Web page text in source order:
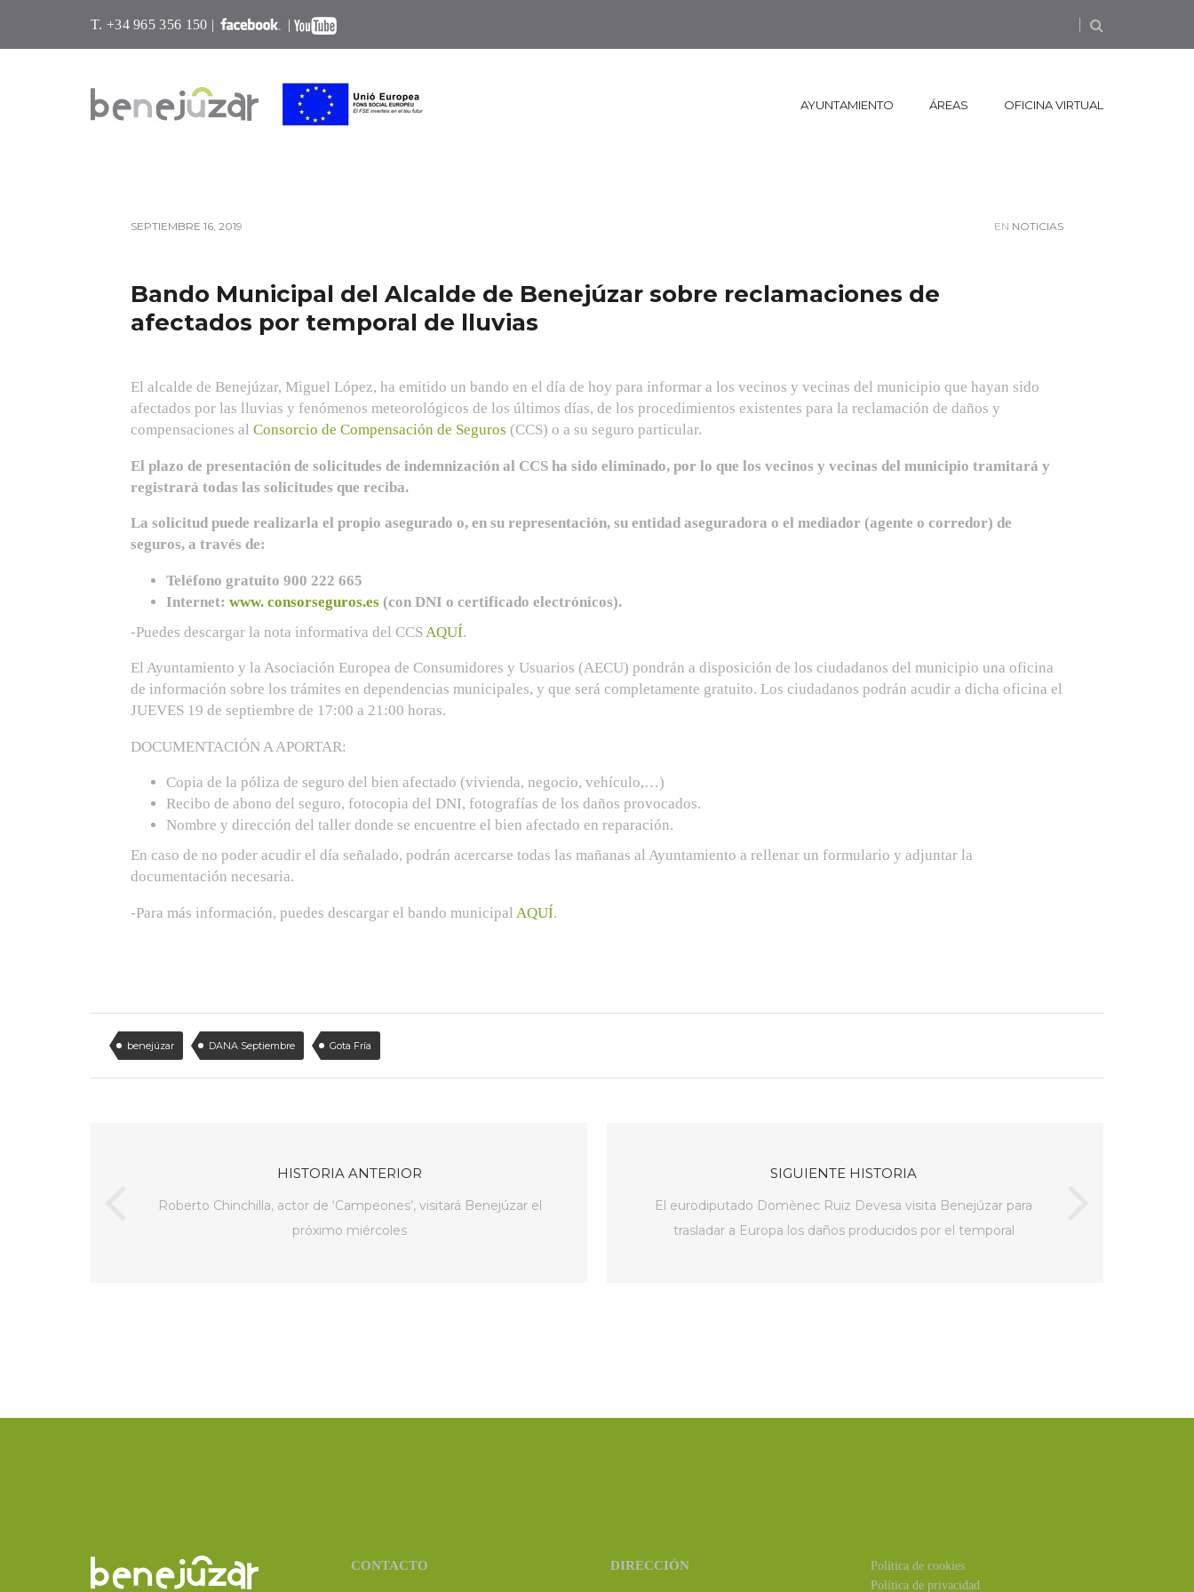
T. +34 965 356 150 | |
AYUNTAMIENTO ÁREAS OFICINA VIRTUAL
SEPTIEMBRE 16, 2019 EN NOTICIAS
Bando Municipal del Alcalde de Benejúzar sobre reclamaciones de
afectados por temporal de lluvias
El alcalde de Benejúzar, Miguel López, ha emitido un bando en el día de hoy para informar a los vecinos y vecinas del municipio que hayan sido
afectados por las lluvias y fenómenos meteorológicos de los últimos días, de los procedimientos existentes para la reclamación de daños y
compensaciones al Consorcio de Compensación de Seguros (CCS) o a su seguro particular.
El plazo de presentación de solicitudes de indemnización al CCS ha sido eliminado, por lo que los vecinos y vecinas del municipio tramitará y
registrará todas las solicitudes que reciba.
La solicitud puede realizarla el propio asegurado o, en su representación, su entidad aseguradora o el mediador (agente o corredor) de
seguros, a través de:
Teléfono gratuito 900 222 665
Internet: www. consorseguros.es (con DNI o certificado electrónicos).
-Puedes descargar la nota informativa del CCS AQUÍ.
El Ayuntamiento y la Asociación Europea de Consumidores y Usuarios (AECU) pondrán a disposición de los ciudadanos del municipio una oficina
de información sobre los trámites en dependencias municipales, y que será completamente gratuito. Los ciudadanos podrán acudir a dicha oficina el
JUEVES 19 de septiembre de 17:00 a 21:00 horas.
DOCUMENTACIÓN A APORTAR:
Copia de la póliza de seguro del bien afectado (vivienda, negocio, vehículo,…)
Recibo de abono del seguro, fotocopia del DNI, fotografías de los daños provocados.
Nombre y dirección del taller donde se encuentre el bien afectado en reparación.
En caso de no poder acudir el día señalado, podrán acercarse todas las mañanas al Ayuntamiento a rellenar un formulario y adjuntar la
documentación necesaria.
-Para más información, puedes descargar el bando municipal AQUÍ.
benejúzar DANA Septiembre Gota Fría
HISTORIA ANTERIOR
Roberto Chinchilla, actor de ‘Campeones’, visitará Benejúzar el
próximo miércoles
SIGUIENTE HISTORIA
El eurodiputado Domènec Ruiz Devesa visita Benejúzar para
trasladar a Europa los daños producidos por el temporal
CONTACTO DIRECCIÓN
Política de cookies
Política de privacidad